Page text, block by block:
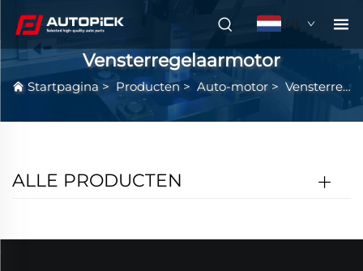
NL
Vensterregelaarmotor
Startpagina > Producten> Auto-motor > Vensterregelaarmotor
ALLE PRODUCTEN